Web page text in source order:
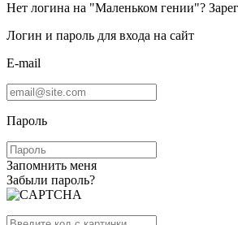
Нет логина на "Маленьком гении"?
Логин и пароль для входа на сайт
E-mail
Пароль
Запомнить меня
Забыли пароль?